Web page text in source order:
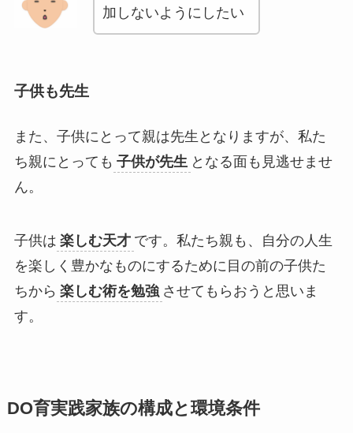
加しないようにしたい
子供も先生
また、子供にとって親は先生となりますが、私た
ち親にとっても 子供が先生 となる面も見逃せませ
ん。
子供は 楽しむ天才 です。私たち親も、自分の人生
を楽しく豊かなものにするために目の前の子供た
ちから 楽しむ術を勉強 させてもらおうと思いま
す。
DO育実践家族の構成と環境条件